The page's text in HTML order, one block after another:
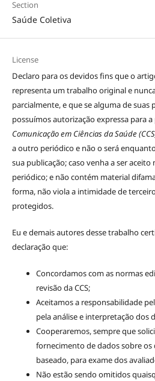
Section
Saúde Coletiva
License
Declaro para os devidos fins que o
representa um trabalho original e
parcialmente, e que se alguma de suas
possuímos autorização expressa para
Comunicação em Ciências da Saúde
a outro periódico e não o será
sua publicação; caso venha a ser
periódico; e não contém material
forma, não viola a intimidade de
protegidos.
Eu e demais autores desse trabalho
declaração que:
Concordamos com as normas
revisão da CCS;
Aceitamos a responsabilidade
pela análise e interpretação dos
Cooperaremos, sempre que
fornecimento de dados sobre
baseado, para exame dos
Não estão sendo omitidos